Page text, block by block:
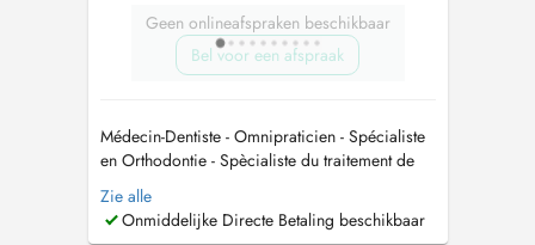
Geen onlineafspraken beschikbaar
Bel voor een afspraak
Médecin-Dentiste - Omnipraticien - Spécialiste
en Orthodontie - Spècialiste du traitement de
l'apnée du sommeil et du Ronflement par
Ortèse d'avancée mandibulaire - Spècialiste du
traitement du Bruxisme et des Douleurs
Zie alle
Onmiddelijke Directe Betaling beschikbaar